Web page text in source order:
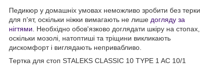
Педикюр у домашніх умовах неможливо зробити без терки
для п'ят, оскільки ніжки вимагають не лише догляду за
нігтями . Необхідно обов'язково доглядати шкіру на стопах,
оскільки мозолі, натоптиші та тріщини викликають
дискомфорт і виглядають непривабливо.
Тертка для стоп STALEKS CLASSIC 10 TYPE 1 AC 10/1